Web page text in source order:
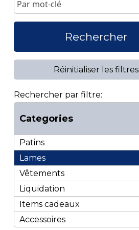
Rechercher
Réinitialiser les filtres
Rechercher par filtre:
Categories
Patins
Lames
Vêtements
Liquidation
Items cadeaux
Accessoires